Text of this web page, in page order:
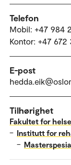
Telefon
Mobil: +47 984
Kontor: +47 672
E-post
Tilhørighet
Fakultet for
– Institutt for
–